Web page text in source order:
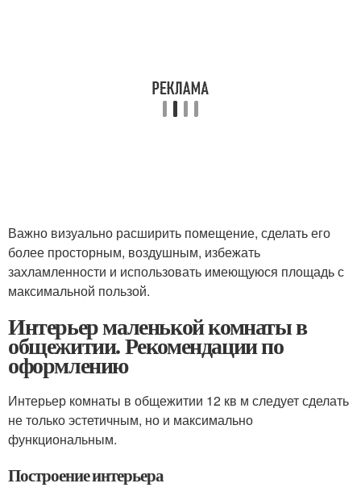
Важно визуально расширить помещение, сделать его
более просторным, воздушным, избежать
захламленности и использовать имеющуюся площадь с
максимальной пользой.
Интерьер маленькой комнаты в
общежитии. Рекомендации по
оформлению
Интерьер комнаты в общежитии 12 кв м следует сделать
не только эстетичным, но и максимально
функциональным.
Построение интерьера